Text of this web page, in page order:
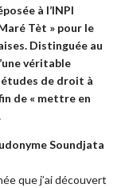
à l’INPI
Tèt » pour le
Distinguée au
ne véritable
études de droit à
de « mettre en
Soundjata
que j’ai découvert